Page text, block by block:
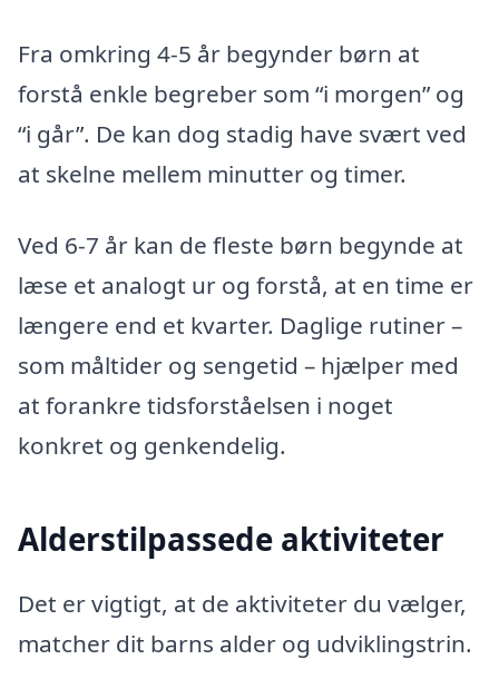
Fra omkring 4-5 år begynder børn at
forstå enkle begreber som “i morgen” og
“i går”. De kan dog stadig have svært ved
at skelne mellem minutter og timer.
Ved 6-7 år kan de fleste børn begynde at
læse et analogt ur og forstå, at en time er
længere end et kvarter. Daglige rutiner –
som måltider og sengetid – hjælper med
at forankre tidsforståelsen i noget
konkret og genkendelig.
Alderstilpassede aktiviteter
Det er vigtigt, at de aktiviteter du vælger,
matcher dit barns alder og udviklingstrin.